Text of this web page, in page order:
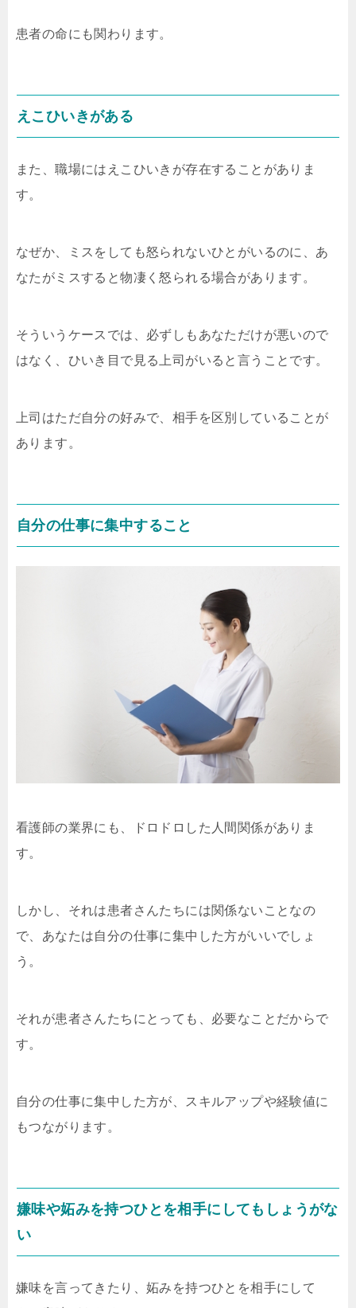
患者の命にも関わります。
えこひいきがある
また、職場にはえこひいきが存在することがありま
す。
なぜか、ミスをしても怒られないひとがいるのに、あ
なたがミスすると物凄く怒られる場合があります。
そういうケースでは、必ずしもあなただけが悪いので
はなく、ひいき目で見る上司がいると言うことです。
上司はただ自分の好みで、相手を区別していることが
あります。
自分の仕事に集中すること
看護師の業界にも、ドロドロした人間関係がありま
す。
しかし、それは患者さんたちには関係ないことなの
で、あなたは自分の仕事に集中した方がいいでしょ
う。
それが患者さんたちにとっても、必要なことだからで
す。
自分の仕事に集中した方が、スキルアップや経験値に
もつながります。
嫌味や妬みを持つひとを相手にしてもしょうがな
い
嫌味を言ってきたり、妬みを持つひとを相手にして